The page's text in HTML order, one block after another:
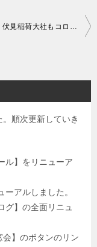
3月です。伏見稲荷大社もコロナ前のように賑やかになってきました
順次更新していき
ル】をリニューア
アルしました。
グ】の全面リニュ
】のボタンのリン